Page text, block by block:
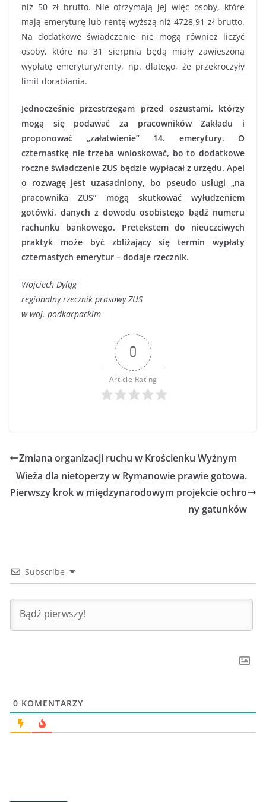
niż 50 zł brutto. Nie otrzymają jej więc osoby, które
mają emeryturę lub rentę wyższą niż 4728,91 zł brutto.
Na dodatkowe świadczenie nie mogą również liczyć
osoby, które na 31 sierpnia będą miały zawieszoną
wypłatę emerytury/renty, np. dlatego, że przekroczyły
limit dorabiania.
Jednocześnie przestrzegam przed oszustami, którzy
mogą się podawać za pracowników Zakładu i
proponować „załatwienie” 14. emerytury. O
czternastkę nie trzeba wnioskować, bo to dodatkowe
roczne świadczenie ZUS będzie wypłacał z urzędu. Apel
o rozwagę jest uzasadniony, bo pseudo usługi „na
pracownika ZUS” mogą skutkować wyłudzeniem
gotówki, danych z dowodu osobistego bądź numeru
rachunku bankowego. Pretekstem do nieuczciwych
praktyk może być zbliżający się termin wypłaty
czternastych emerytur – dodaje rzecznik.
Wojciech Dyląg
regionalny rzecznik prasowy ZUS
w woj. podkarpackim
0
Article Rating
Zmiana organizacji ruchu w Krościenku Wyżnym
Wieża dla nietoperzy w Rymanowie prawie gotowa.
Pierwszy krok w międzynarodowym projekcie ochro
ny gatunków
Subscribe
0 KOMENTARZY